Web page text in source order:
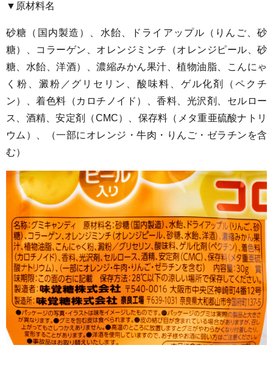
▼原材料名
砂糖（国内製造）、水飴、ドライアップル（りんご、砂
糖）、コラーゲン、オレンジミンチ（オレンジピール、砂
糖、水飴、洋酒）、濃縮みかん果汁、植物油脂、こんにゃ
く粉、澱粉／グリセリン、酸味料、ゲル化剤（ペクチ
ン）、着色料（カロチノイド）、香料、光沢剤、セルロー
ス、酒精、安定剤（CMC）、保存料（メタ重亜硫酸ナトリ
ウム）、（一部にオレンジ・牛肉・りんご・ゼラチンを含
む）